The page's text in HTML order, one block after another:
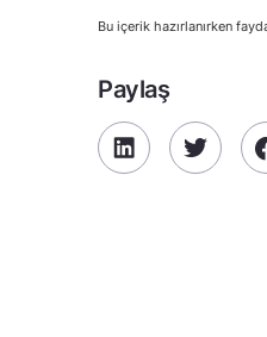
Bu içerik hazırlanırken
Paylaş